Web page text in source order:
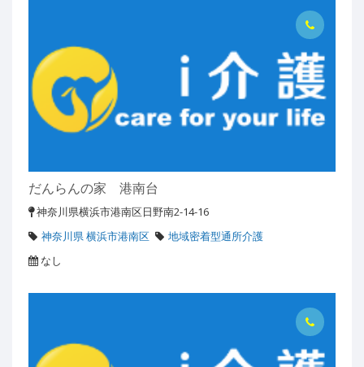
だんらんの家 港南台
神奈川県横浜市港南区日野南2-14-16
神奈川県 横浜市港南区
地域密着型通所介護
なし